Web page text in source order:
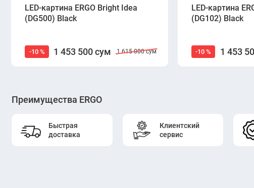
LED-картина ERGO Bright Idea
(DG500) Black
-10 % 1 453 500 сум 1 615 000 сум
LED-картина
(DG102) Black
-10 % 1 453
Преимущества ERGO
Быстрая
доставка
Клиентский
сервис